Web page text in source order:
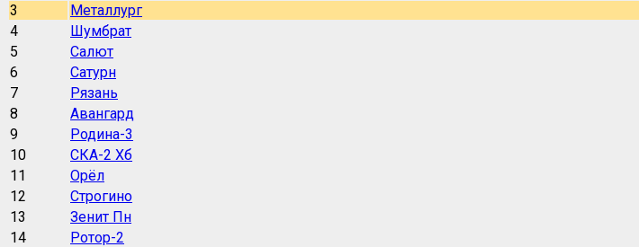
3
Металлург
4
Шумбрат
5
Салют
6
Сатурн
7
Рязань
8
Авангард
9
Родина-3
10
СКА-2 Хб
11
Орёл
12
Строгино
13
Зенит Пн
14
Ротор-2